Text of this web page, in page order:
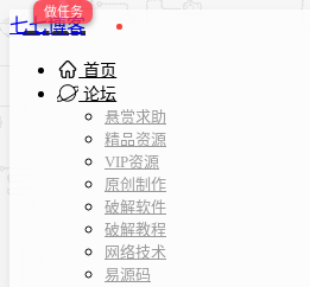
七七博客
首页
论坛
悬赏求助
精品资源
VIP资源
原创制作
破解软件
破解教程
网络技术
易源码